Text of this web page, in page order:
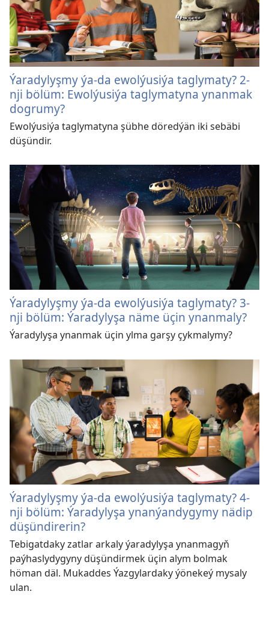
Ýaradylyşmy ýa-da ewolýusiýa taglymaty? 2-
nji bölüm: Ewolýusiýa taglymatyna ynanmak
dogrumy?
Ewolýusiýa taglymatyna şübhe döredýän iki sebäbi
düşündir.
Ýaradylyşmy ýa-da ewolýusiýa taglymaty? 3-
nji bölüm: Ýaradylyşa näme üçin ynanmaly?
Ýaradylyşa ynanmak üçin ylma garşy çykmalymy?
Ýaradylyşmy ýa-da ewolýusiýa taglymaty? 4-
nji bölüm: Ýaradylyşa ynanýandygymy nädip
düşündirerin?
Tebigatdaky zatlar arkaly ýaradylyşa ynanmagyň
paýhaslydygyny düşündirmek üçin alym bolmak
höman däl. Mukaddes Ýazgylardaky ýönekeý mysaly
ulan.